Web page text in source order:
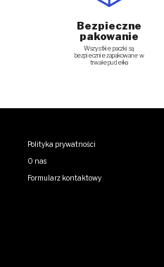
Bezpieczne
pakowanie
Wszystkie paczki są
bezpiecznie zapakowane w
trwałe pudełka
Polityka prywatności
O nas
Formularz kontaktowy